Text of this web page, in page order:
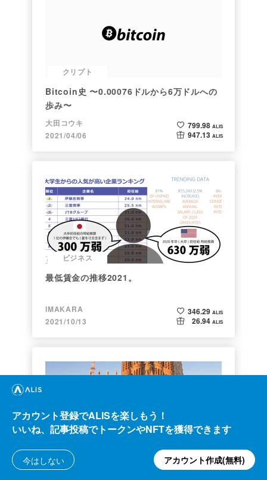
クリプト
Bitcoin史 〜0.00076ドルから6万ドルへの
歩み〜
大田コウキ
2021/04/06
799.98 ALIS
947.13 ALIS
ビジネス
最低賃金の推移2021。
IMAKARA
2021/10/13
346.29 ALIS
26.94 ALIS
Bitcoinの価値の源泉は、PoWによる電気代
アカウント登録でALISを楽しもう！
いいね、記事投稿でトークンやNFTを獲得できます
今はしない アカウント作成(無料)